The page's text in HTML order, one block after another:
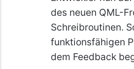
des neuen QML-
Schreibroutinen.
funktionsfähigen
dem Feedback